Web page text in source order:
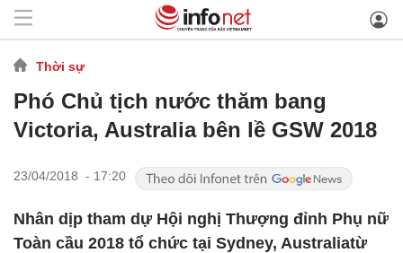
Thời sự
Phó Chủ tịch nước thăm bang
Victoria, Australia bên lề GSW 2018
23/04/2018 - 17:20
Nhân dịp tham dự Hội nghị Thượng đỉnh Phụ nữ
Toàn cầu 2018 tổ chức tại Sydney, Australiatừ